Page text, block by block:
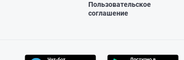
Пользовательское
соглашение